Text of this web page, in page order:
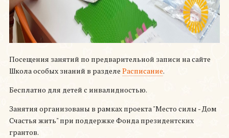
Посещения занятий по предварительной записи на сайте
Школа особых знаний в разделе Расписание.
Бесплатно для детей с инвалидностью.
Занятия организованы в рамках проекта "Место силы - Дом
Счастья жить" при поддержке Фонда президентских
грантов.